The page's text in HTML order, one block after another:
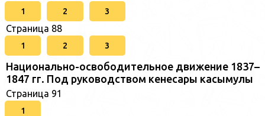
1 2 3
Страница 88
1 2 3
Национально-освободительное движение 1837–
1847 гг. Под руководством кенесары касымулы
Страница 91
1